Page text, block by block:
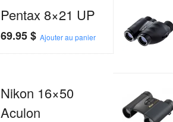
Pentax 8×21 UP
69.95$ Ajouter au panier
Nikon 16×50
Aculon